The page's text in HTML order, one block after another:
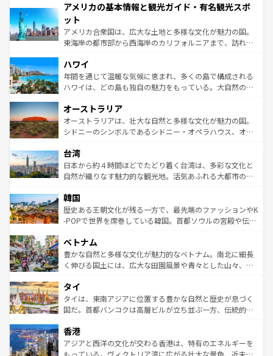
ンツ一覧を参照してほしい。
の建物がそのまま残る町や、スイスならではのユニークな
博物館もあり、アルプス観光だけでなく町歩きも満喫する
ことができる。国民の所得が高いため物価も高いが、旅行
者向けの交通パス提供のサービスもあり、うまく活用すれ
着のスイス情報は
アメリカの基本情報と観光ガイド・有名観光スポ
ット
アメリカ合衆国は、広大な土地と多様な文化が魅力の国。
東海岸の都市部から西海岸のカリフォルニアまで、訪れる
のような巨大都市は、観光、ショッピング、エンターテイ
ンメントが詰まった刺激的なスポットだ。一方、アメリカ
西部には大自然が広がり、グランドキャニオンやイエロー
部のニューオーリンズでは、音楽と美食が融合した独特の
文化が魅力。旅行者はアメリカの各地域で異なる魅力を楽
しみながら、その多様性と豊かな歴史を感じることができ
ならではの贅沢な旅のスタイルだ。 なお、新着のアメリカ
情報はコンテンツ一覧を参照してほしい。
ハワイ
年間を通じて温暖な気候に恵まれ、多くの島で構成される
ハワイは、どの島も独自の魅力をもっている。大自然の神
ワイ島は見逃せない。また、定番の観光地といえばオアフ
島だが、静かな自然を求めるならマウイ島やカウアイ島が
おすすめ。エメラルドグリーンに輝く海をはじめ、豊かな
れるおもてなしの心で訪れる人々を迎えてくれるハワイの
人々、おいしいローカルフードやハワイアンミュージッ
ク、伝統的なフラダンスなど、すべてがハワイの魅力を彩
ワイを、存分に味わってほしい。 なお、新着のハワイ情報
はコンテンツ一覧を参照してほしい。
オーストラリア
オーストラリアは、壮大な自然と多様な文化が魅力の国。
シドニーのシンボルであるシドニー・オペラハウス、オー
リアリーフや大陸中央部にそびえるウルル（エアーズロッ
ク）、タスマニアの美しい原生林やケアンズの熱帯雨林な
ど、見どころがたくさん。また、カフェやワイン、オージ
いる。アクティビティも充実しており、サーフィンやダイ
ビング、ハイキングなど、アウトドア好きにはたまらな
い。オーストラリアの多彩な魅力を存分に味わいつくそ
参照してほしい。
台湾
日本から約４時間ほどでたどり着く台湾は、多彩な文化と
自然が織りなす魅力的な観光地。活気あふれる大都市の台
ン）、静ひつな山岳地帯である台湾東部など、都市の喧騒
と山間の静けさが共存しており、訪れる人に新しい発見と
驚きをもたらしてくれる。また、奥深い台湾の食文化も魅
容にもいいと評判のスイーツなど、バラエティ豊かな料理
が味わえる。 なお、新着の台湾情報は コンテンツ一覧を参
照してほしい。
韓国
歴史ある王朝文化が残る一方で、最先端のファッションやK
-POPで世界を席巻している韓国。首都ソウルの宮殿や伝統
き、地方に足を延ばせば四季折々の自然美を楽しむことが
できる。そして、キムチや焼肉、絶品のストリートフード
まで、さまざまな韓国料理が待っている。夜には、韓国な
リティに包まれながら、韓国の多彩な魅力を心ゆくまで味
わってみてほしい。 なお、新着の韓国情報はコンテンツ一
覧を参照してほしい。
ベトナム
豊かな自然と多様な文化が魅力的なベトナム。南北に細長
く伸びる国土には、広大な田園風景や青々とした山々、世
急速な発展と共に伝統が息づく。ハノイの古い町並みやホ
ーチミン市のフランス統治時代の建物も、独特の雰囲気を
醸し出している。また、バラエティの豊かさとおいしさで
とつ。フォーやバインミー、ベトナムコーヒーなどは、ぜ
ひ現地で味わいたい。どの地域を訪れてもあたたかい人々
が旅行者を迎えてくれるので、きっと忘れられない旅にな
タイ
タイは、東南アジアに位置する豊かな自然と歴史が息づく
国だ。首都バンコクは高層ビルが立ち並ぶ一方、伝統的な
の活気が交差している。北部ではチェンマイなどの山岳地
帯で自然と触れ合い、南部ではプーケットやクラビの美し
いビーチでリゾート気分を楽しむことができる。タイ料理
香港
アジアと西洋の文化が交わる香港は、特有のエネルギーを
もっている。ヴィクトリア湾に広がる壮大な景色、近未来